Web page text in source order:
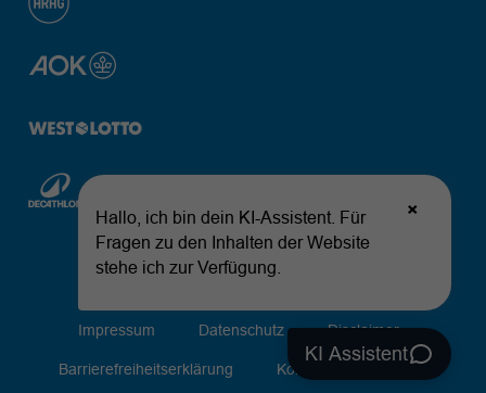
Impressum
Datenschutz Disclaimer
Barrierefreiheitserklärung Kontakt Sitemap